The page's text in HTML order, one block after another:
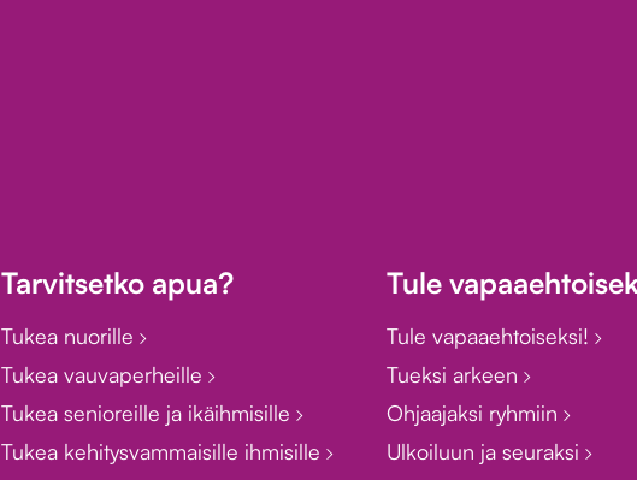
Tarvitsetko apua?
Tukea nuorille
Tukea vauvaperheille
Tukea senioreille ja ikäihmisille
Tukea kehitysvammaisille ihmisille
Tule
Tule vapaaehtoiseksi!
Tueksi arkeen
Ohjaajaksi ryhmiin
Ulkoiluun ja seuraksi